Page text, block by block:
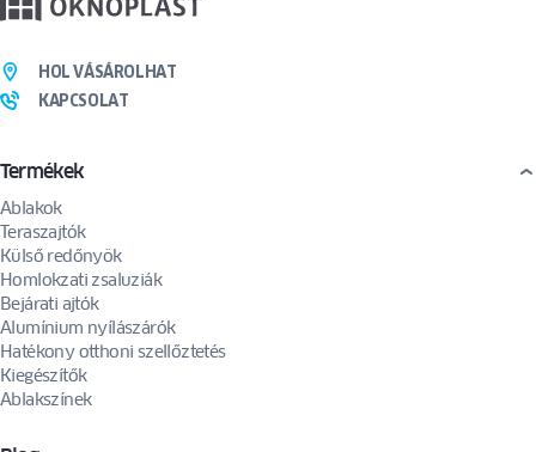
Termékek
Ablakok
Teraszajtók
Külső redőnyök
Homlokzati zsaluziák
Bejárati ajtók
Alumínium nyílászárók
Hatékony otthoni szellőztetés
Kiegészítők
Ablakszínek
HOL VÁSÁROLHAT
KAPCSOLAT